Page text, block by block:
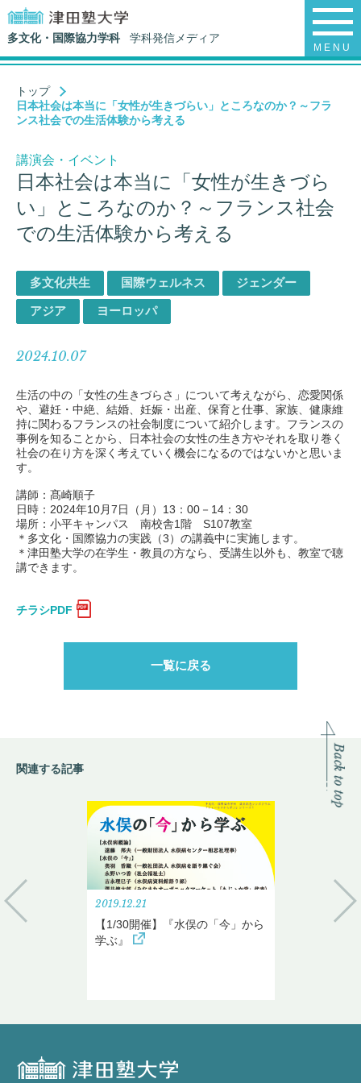
多文化・国際協力学科 学科発信メディア
MENU
トップ
日本社会は本当に「女性が生きづらい」ところなのか？～フラ
ンス社会での生活体験から考える
講演会・イベント
日本社会は本当に「女性が生きづら
い」ところなのか？～フランス社会
での生活体験から考える
多文化共生 国際ウェルネス ジェンダー
アジア ヨーロッパ
2024.10.07
生活の中の「女性の生きづらさ」について考えながら、恋愛関係
や、避妊・中絶、結婚、妊娠・出産、保育と仕事、家族、健康維
持に関わるフランスの社会制度について紹介します。フランスの
事例を知ることから、日本社会の女性の生き方やそれを取り巻く
社会の在り方を深く考えていく機会になるのではないかと思いま
す。
講師：髙崎順子
日時：2024年10月7日（月）13：00－14：30
場所：小平キャンパス 南校舎1階 S107教室
＊多文化・国際協力の実践（3）の講義中に実施します。
＊津田塾大学の在学生・教員の方なら、受講生以外も、教室で聴
講できます。
チラシPDF
一覧に戻る
関連する記事
2019.12.21
【1/30開催】『水俣の「今」から
学ぶ』